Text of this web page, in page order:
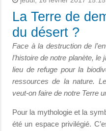
La Terre de
du désert ?
Face à la destruction de
l’histoire de notre planète,
lieu de refuge pour la
ressources de la nature.
veut-on faire de notre Terre
Pour la mythologie et la
été un espace privilégié.